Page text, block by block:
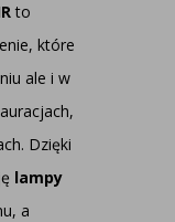
to
które
ale i w
Dzięki
lampy
a